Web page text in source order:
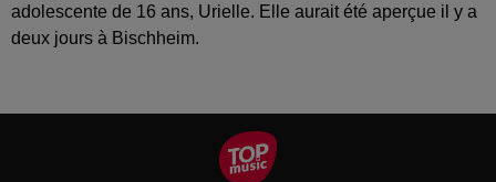
adolescente de 16 ans, Urielle. Elle aurait été aperçue il y a
deux jours à Bischheim.